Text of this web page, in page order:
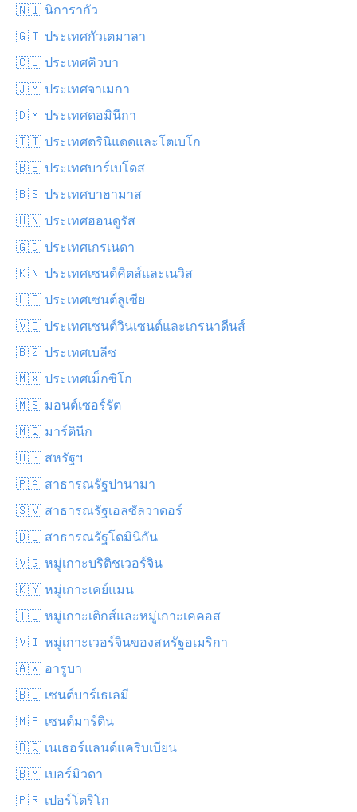
🇳🇮 นิการากัว
🇬🇹 ประเทศกัวเตมาลา
🇨🇺 ประเทศคิวบา
🇯🇲 ประเทศจาเมกา
🇩🇲 ประเทศดอมินีกา
🇹🇹 ประเทศตรินิแดดและโตเบโก
🇧🇧 ประเทศบาร์เบโดส
🇧🇸 ประเทศบาฮามาส
🇭🇳 ประเทศฮอนดูรัส
🇬🇩 ประเทศเกรเนดา
🇰🇳 ประเทศเซนต์คิตส์และเนวิส
🇱🇨 ประเทศเซนต์ลูเซีย
🇻🇨 ประเทศเซนต์วินเซนต์และเกรนาดีนส์
🇧🇿 ประเทศเบลีซ
🇲🇽 ประเทศเม็กซิโก
🇲🇸 มอนต์เซอร์รัต
🇲🇶 มาร์ตินีก
🇺🇸 สหรัฐฯ
🇵🇦 สาธารณรัฐปานามา
🇸🇻 สาธารณรัฐเอลซัลวาดอร์
🇩🇴 สาธารณรัฐโดมินิกัน
🇻🇬 หมู่เกาะบริติชเวอร์จิน
🇰🇾 หมู่เกาะเคย์แมน
🇹🇨 หมู่เกาะเติกส์และหมู่เกาะเคคอส
🇻🇮 หมู่เกาะเวอร์จินของสหรัฐอเมริกา
🇦🇼 อารูบา
🇧🇱 เซนต์บาร์เธเลมี
🇲🇫 เซนต์มาร์ติน
🇧🇶 เนเธอร์แลนด์แคริบเบียน
🇧🇲 เบอร์มิวดา
🇵🇷 เปอร์โตริโก